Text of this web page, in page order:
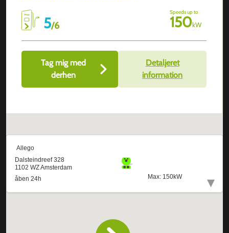
5/6
Speeds up to
150kW
Tag mig med
derhen
Detaljeret
information